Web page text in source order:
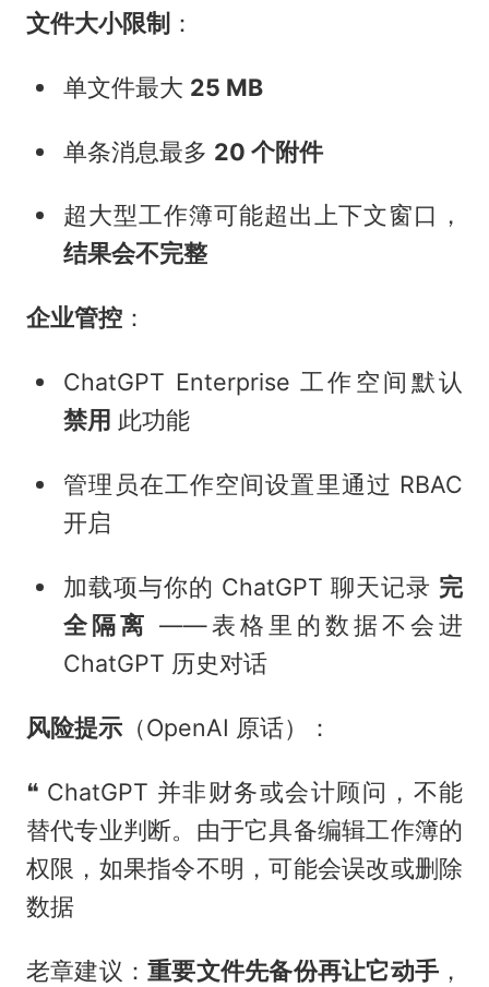
文件大小限制 ：
单文件最大 25 MB
单条消息最多 20 个附件
超大型工作簿可能超出上下文窗口，
结果会不完整
企业管控：
ChatGPT Enterprise 工作空间默认
禁用 此功能
管理员在工作空间设置里通过 RBAC
开启
加载项与你的 ChatGPT 聊天记录 完
全隔离 ——表格里的数据不会进
ChatGPT 历史对话
风险提示（OpenAI 原话）：
❝ ChatGPT 并非财务或会计顾问，不能
替代专业判断。由于它具备编辑工作簿的
权限，如果指令不明，可能会误改或删除
数据
老章建议：重要文件先备份再让它动手 ，